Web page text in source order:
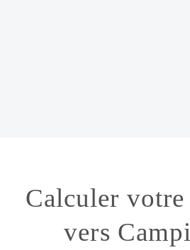
Calculer
vers